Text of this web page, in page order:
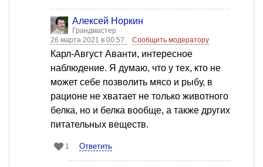
Алексей Норкин
Грандмастер
26 марта 2021 в 00:57
Сообщить модератору
Карл-Август Аванти, интересное
наблюдение. Я думаю, что у тех, кто не
может себе позволить мясо и рыбу, в
рационе не хватает не только животного
белка, но и белка вообще, а также других
питательных веществ.
1 Ответить